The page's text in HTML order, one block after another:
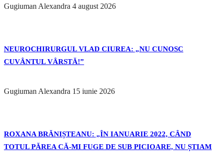
Gugiuman Alexandra 4 august 2026
NEUROCHIRURGUL VLAD CIUREA: „NU CUNOSC
CUVÂNTUL VÂRSTĂ!”
Gugiuman Alexandra 15 iunie 2026
ROXANA BRĂNIȘTEANU: „ÎN IANUARIE 2022, CÂND
TOTUL PĂREA CĂ-MI FUGE DE SUB PICIOARE, NU ȘTIAM